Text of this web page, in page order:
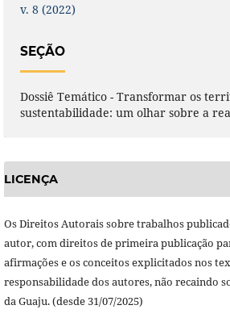
v. 8 (2022)
SEÇÃO
Dossiê Temático - Transformar os
sustentabilidade: um olhar sobre a
LICENÇA
Os Direitos Autorais sobre trabalhos
autor, com direitos de primeira publicação
afirmações e os conceitos explicitados nos
responsabilidade dos autores, não recaindo
da Guaju. (desde 31/07/2025)